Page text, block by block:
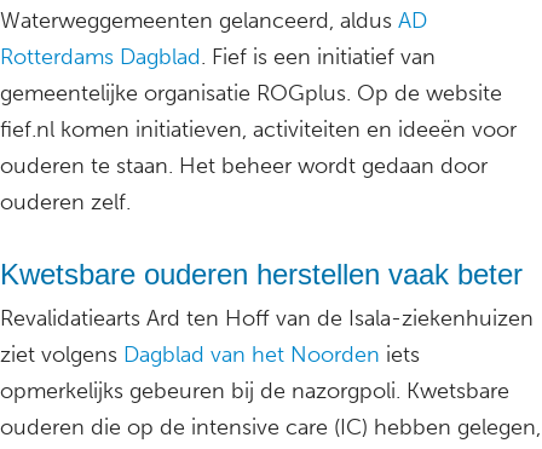
Waterweggemeenten gelanceerd, aldus AD
Rotterdams Dagblad. Fief is een initiatief van
gemeentelijke organisatie ROGplus. Op de website
fief.nl komen initiatieven, activiteiten en ideeën voor
ouderen te staan. Het beheer wordt gedaan door
ouderen zelf.
Kwetsbare ouderen herstellen vaak beter
Revalidatiearts Ard ten Hoff van de Isala-ziekenhuizen
ziet volgens Dagblad van het Noorden iets
opmerkelijks gebeuren bij de nazorgpoli. Kwetsbare
ouderen die op de intensive care (IC) hebben gelegen,